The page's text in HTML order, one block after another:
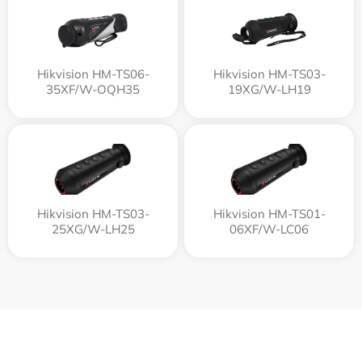
Hikvision HM-TS06-
35XF/W-OQH35
Hikvision HM-TS03-
19XG/W-LH19
Hikvision HM-TS03-
25XG/W-LH25
Hikvision HM-TS01-
06XF/W-LC06